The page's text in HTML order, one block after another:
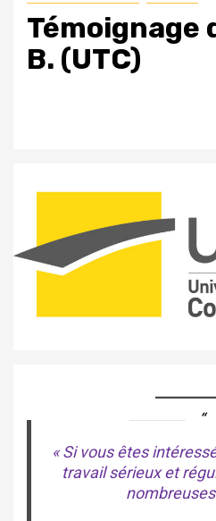
Témoignage
B. (UTC)
« Si vous êtes
travail sérieux et